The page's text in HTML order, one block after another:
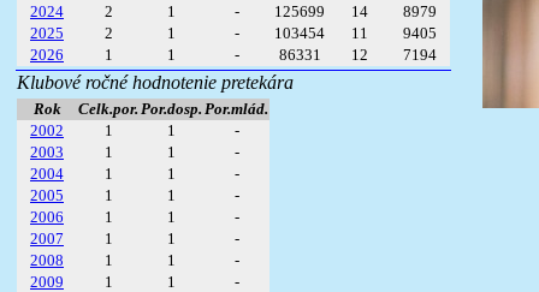
2024
2 1 - 125699 14
8979
2025
2 1 - 103454 11
9405
2026
1 1 - 86331 12 7194
Klubové ročné hodnotenie pretekára
Rok Celk.por. Por.dosp. Por.mlád.
2002
1 1
-
2003
1 1
-
2004
1 1
-
2005
1 1
-
2006
1 1
-
2007
1 1
-
2008
1 1
-
2009
1 1
-